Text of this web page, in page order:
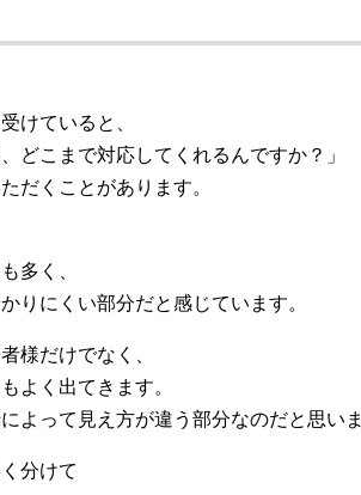
けていると、
どこまで対応してくれるんですか？」
だくことがあります。
多く、
りにくい部分だと感じています。
様だけでなく、
よく出てきます。
よって見え方が違う部分なのだと思いま
分けて